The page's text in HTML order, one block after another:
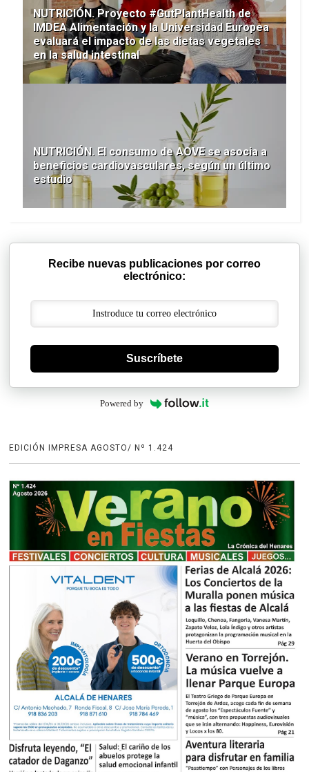
NUTRICIÓN. Proyecto #GutPlantHealth de
IMDEA Alimentación y la Universidad Europea
evaluará el impacto de las dietas vegetales
en la salud intestinal
NUTRICIÓN. El consumo de AOVE se asocia a
beneficios cardiovasculares, según un último
estudio
Recibe nuevas publicaciones por correo
electrónico:
Suscríbete
Powered by
EDICIÓN IMPRESA AGOSTO/ Nº 1.424